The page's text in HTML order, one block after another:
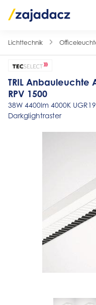
Lichttechnik
TRIL Anbauleuchte
RPV 1500
38W 4400lm 4000K UGR19
Darkglightraster